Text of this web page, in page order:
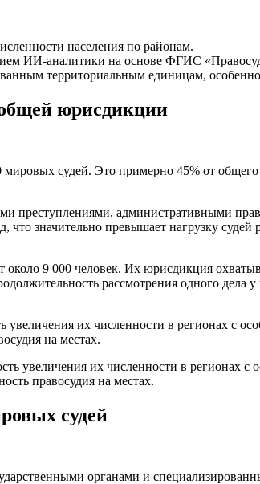
населения по районам.
ИИ-аналитики на основе ФГИС
территориальным единицам,
юрисдикции
судей. Это примерно 45% от
преступлениями, административными
значительно превышает нагрузку судей
9 000 человек. Их юрисдикция
рассмотрения одного дела
их численности в регионах с
на местах.
судей
органами и